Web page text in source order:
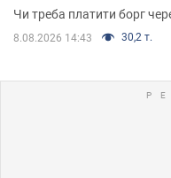
Чи треба платити борг
8.08.2026 14:43 30,2 т.